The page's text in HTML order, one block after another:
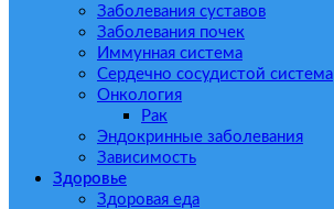
Заболевания суставов
Заболевания почек
Иммунная система
Сердечно сосудистой система
Онкология
Рак
Эндокринные заболевания
Зависимость
Здоровье
Здоровая еда